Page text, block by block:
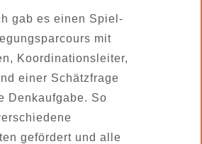
gab es einen Spiel‑
mit
Koordinationsleiter,
einer Schätzfrage
Denkaufgabe. So
gefördert und alle